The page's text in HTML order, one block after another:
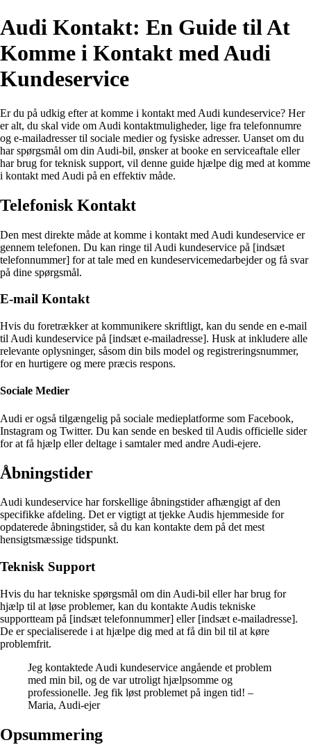
Audi Kontakt: En Guide til At
Komme i Kontakt med Audi
Kundeservice
Er du på udkig efter at komme i kontakt med Audi kundeservice? Her
er alt, du skal vide om Audi kontaktmuligheder, lige fra telefonnumre
og e-mailadresser til sociale medier og fysiske adresser. Uanset om du
har spørgsmål om din Audi-bil, ønsker at booke en serviceaftale eller
har brug for teknisk support, vil denne guide hjælpe dig med at komme
i kontakt med Audi på en effektiv måde.
Telefonisk Kontakt
Den mest direkte måde at komme i kontakt med Audi kundeservice er
gennem telefonen. Du kan ringe til Audi kundeservice på [indsæt
telefonnummer] for at tale med en kundeservicemedarbejder og få svar
på dine spørgsmål.
E-mail Kontakt
Hvis du foretrækker at kommunikere skriftligt, kan du sende en e-mail
til Audi kundeservice på [indsæt e-mailadresse]. Husk at inkludere alle
relevante oplysninger, såsom din bils model og registreringsnummer,
for en hurtigere og mere præcis respons.
Sociale Medier
Audi er også tilgængelig på sociale medieplatforme som Facebook,
Instagram og Twitter. Du kan sende en besked til Audis officielle sider
for at få hjælp eller deltage i samtaler med andre Audi-ejere.
Åbningstider
Audi kundeservice har forskellige åbningstider afhængigt af den
specifikke afdeling. Det er vigtigt at tjekke Audis hjemmeside for
opdaterede åbningstider, så du kan kontakte dem på det mest
hensigtsmæssige tidspunkt.
Teknisk Support
Hvis du har tekniske spørgsmål om din Audi-bil eller har brug for
hjælp til at løse problemer, kan du kontakte Audis tekniske
supportteam på [indsæt telefonnummer] eller [indsæt e-mailadresse].
De er specialiserede i at hjælpe dig med at få din bil til at køre
problemfrit.
Jeg kontaktede Audi kundeservice angående et problem
med min bil, og de var utroligt hjælpsomme og
professionelle. Jeg fik løst problemet på ingen tid! –
Maria, Audi-ejer
Opsummering